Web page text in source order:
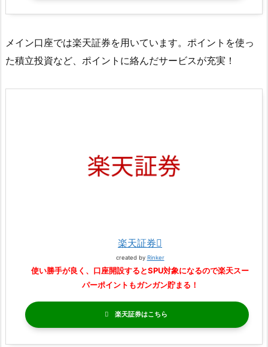
メイン口座では楽天証券を用いています。ポイントを使っ
た積立投資など、ポイントに絡んだサービスが充実！
楽天証券
created by Rinker
使い勝手が良く、口座開設するとSPU対象になるので楽天スー
パーポイントもガンガン貯まる！
楽天証券